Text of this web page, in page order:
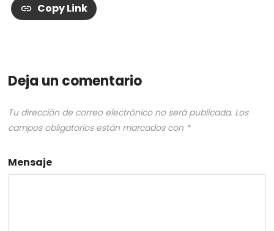
Copy Link
Deja un comentario
Tu dirección de correo electrónico no será publicada. Los
campos obligatorios están marcados con *
Mensaje